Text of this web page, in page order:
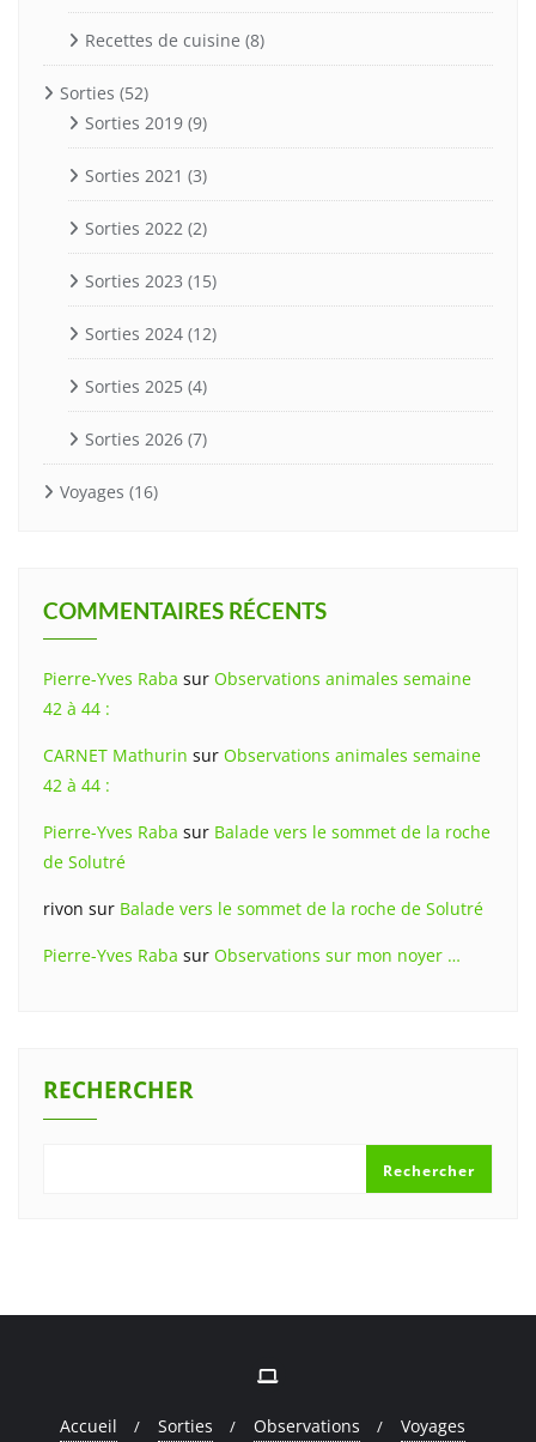
Recettes de cuisine (8)
Sorties (52)
Sorties 2019 (9)
Sorties 2021 (3)
Sorties 2022 (2)
Sorties 2023 (15)
Sorties 2024 (12)
Sorties 2025 (4)
Sorties 2026 (7)
Voyages (16)
COMMENTAIRES RÉCENTS
Pierre-Yves Raba sur Observations animales semaine
42 à 44 :
CARNET Mathurin sur Observations animales semaine
42 à 44 :
Pierre-Yves Raba sur Balade vers le sommet de la roche
de Solutré
rivon sur Balade vers le sommet de la roche de Solutré
Pierre-Yves Raba sur Observations sur mon noyer …
RECHERCHER
Rechercher
Accueil Sorties Observations Voyages